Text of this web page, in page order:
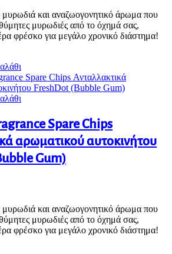
και αναζωογονητικό άρωμα που
μυρωδιές από το όχημά σας,
φρέσκο για μεγάλο χρονικό διάστημα!
Spare Chips
αρωματικού αυτοκινήτου
Gum)
και αναζωογονητικό άρωμα που
μυρωδιές από το όχημά σας,
φρέσκο για μεγάλο χρονικό διάστημα!